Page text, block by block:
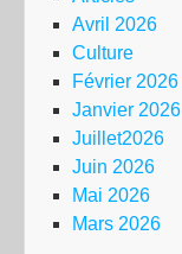
Avril 2026
Culture
Février 2026
Janvier 2026
Juillet2026
Juin 2026
Mai 2026
Mars 2026